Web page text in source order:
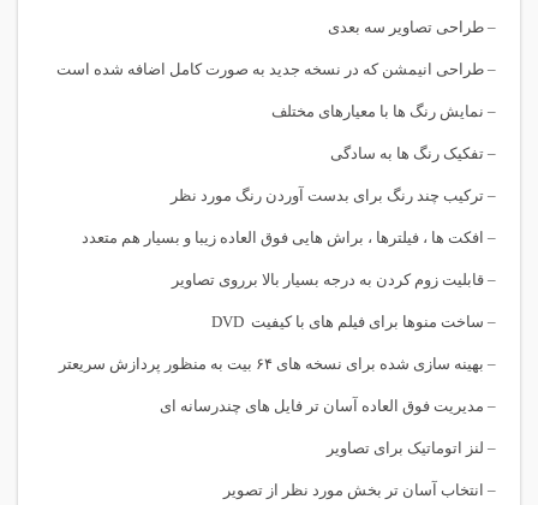
– طراحی تصاویر سه بعدی
– طراحی انیمشن که در نسخه جدید به صورت کامل اضافه شده است
– نمایش رنگ ها با معیارهای مختلف
– تفکیک رنگ ها به سادگی
– ترکیب چند رنگ برای بدست آوردن رنگ مورد نظر
– افکت ها ، فیلترها ، براش هایی فوق العاده زیبا و بسیار هم متعدد
– قابلیت زوم کردن به درجه بسیار بالا برروی تصاویر
– ساخت منوها برای فیلم های با کیفیت DVD
– بهینه سازی شده برای نسخه های ۶۴ بیت به منظور پردازش سریعتر
– مدیریت فوق العاده آسان تر فایل های چندرسانه ای
– لنز اتوماتیک برای تصاویر
– انتخاب آسان تر بخش مورد نظر از تصویر